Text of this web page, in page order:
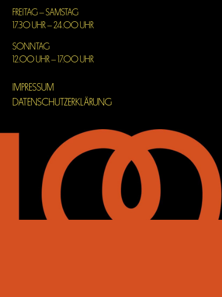
FREITAG – SAMSTAG
17.30 UHR – 24.00 UHR
SONNTAG
12.00 UHR – 17.00 UHR
IMPRESSUM
DATENSCHUTZERKLÄRUNG